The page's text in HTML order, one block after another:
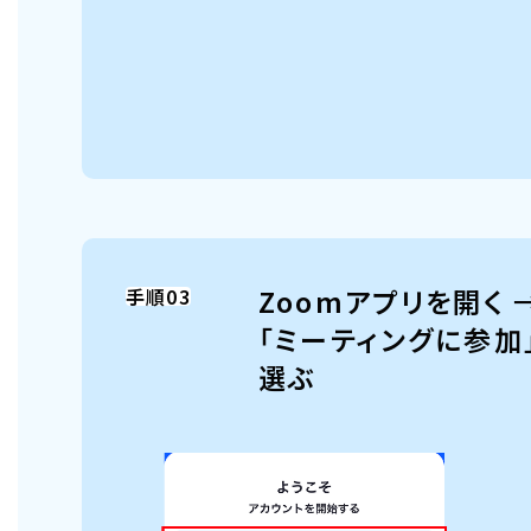
手順03
Zoomアプリを開く
「ミーティングに参加
選ぶ